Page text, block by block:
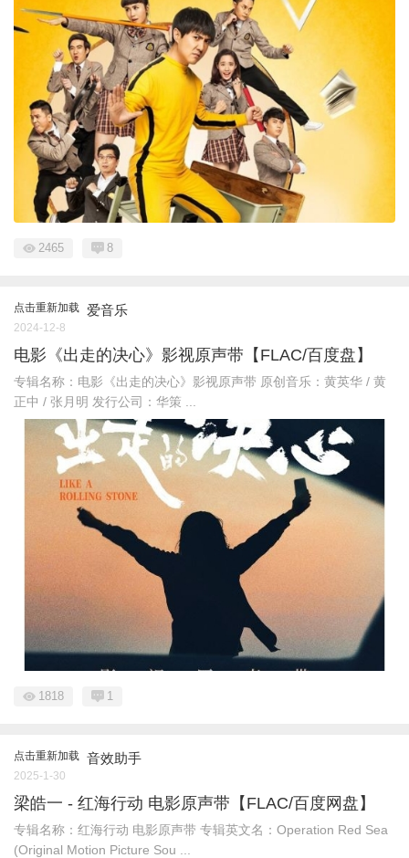
2465 8
点击重新加载 爱音乐
2024-12-8
电影《出走的决心》影视原声带【FLAC/百度盘】
专辑名称：电影《出走的决心》影视原声带 原创音乐：黄英华 / 黄
正中 / 张月明 发行公司：华策 ...
1818 1
点击重新加载 音效助手
2025-1-30
梁皓一 - 红海行动 电影原声带【FLAC/百度网盘】
专辑名称：红海行动 电影原声带 专辑英文名：Operation Red Sea
(Original Motion Picture Sou ...